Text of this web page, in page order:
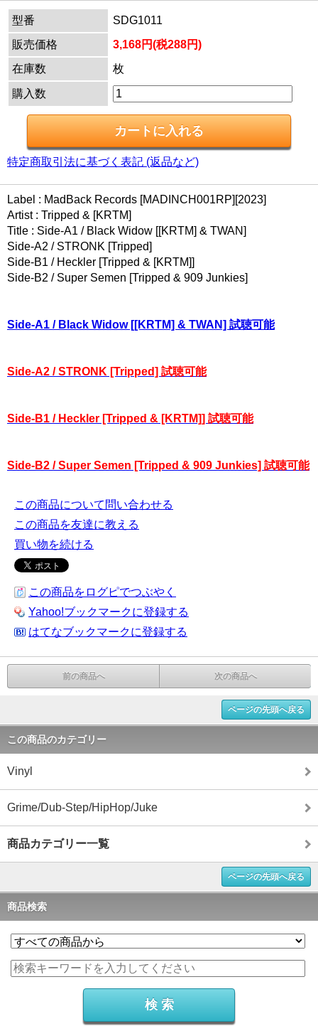
型番
SDG1011
販売価格
3,168円(税288円)
在庫数
枚
購入数
特定商取引法に基づく表記 (返品など)
Label : MadBack Records [MADINCH001RP][2023]
Artist : Tripped & [KRTM]
Title : Side-A1 / Black Widow [[KRTM] & TWAN]
Side-A2 / STRONK [Tripped]
Side-B1 / Heckler [Tripped & [KRTM]]
Side-B2 / Super Semen [Tripped & 909 Junkies]
Side-A1 / Black Widow [[KRTM] & TWAN] 試聴可能
Side-A2 / STRONK [Tripped] 試聴可能
Side-B1 / Heckler [Tripped & [KRTM]] 試聴可能
Side-B2 / Super Semen [Tripped & 909 Junkies] 試聴可能
この商品について問い合わせる
この商品を友達に教える
買い物を続ける
この商品をログピでつぶやく
Yahoo!ブックマークに登録する
はてなブックマークに登録する
前の商品へ 次の商品へ
ページの先頭へ戻る
この商品のカテゴリー
Vinyl
Grime/Dub-Step/HipHop/Juke
商品カテゴリー一覧
ページの先頭へ戻る
商品検索